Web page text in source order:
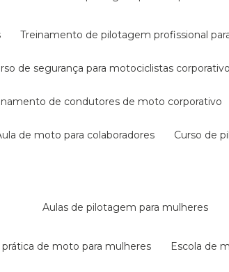
treinamento de pilotagem profissional
de segurança para motociclistas
de condutores de moto corporativo
aula de moto para colaboradores curso de
aulas de pilotagem para mulheres
prática de moto para mulheres escola de